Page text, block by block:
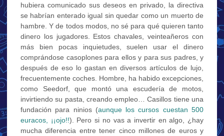
hubiera comunicado sus deseos en privado, la directiva
se habrían enterado igual sin quedar como un muerto de
hambre. Y de todos modos, no sé para qué quieren tanto
dinero los jugadores. Estos chavales, veinteañeros con
más bien pocas inquietudes, suelen usar el dinero
comprándose casoplones para ellos y para sus padres, y
después de eso lo gastan en diversos artículos de lujo,
frecuentemente coches. Hombre, ha habido excepciones,
como Seedorf, que montó una escudería de motos,
invirtiendo su pasta, creando empleo… Casillos tiene una
fundación para ninios (aunque los cursos cuestan 500
euracos, ¡¡ojo!!). Pero si no vas a invertir en algo, ¿hay
mucha diferencia entre tener cinco millones de euros y